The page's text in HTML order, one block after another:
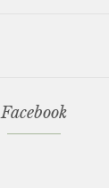
Facebook